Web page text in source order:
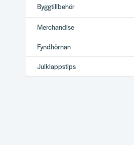
Byggtillbehör
Merchandise
Fyndhörnan
Julklappstips